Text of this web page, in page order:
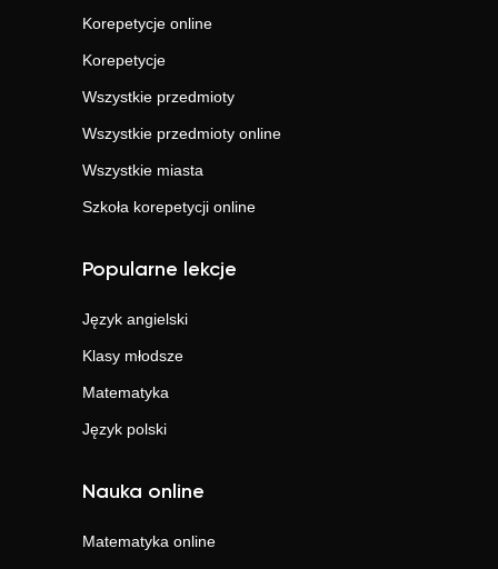
Korepetycje online
Korepetycje
Wszystkie przedmioty
Wszystkie przedmioty online
Wszystkie miasta
Szkoła korepetycji online
Popularne lekcje
Język angielski
Klasy młodsze
Matematyka
Język polski
Nauka online
Matematyka online